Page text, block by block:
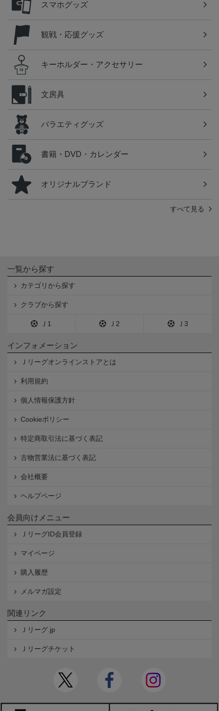
スマホグッズ
観戦・応援グッズ
キーホルダー・アクセサリー
文房具
バラエティグッズ
書籍・DVD・カレンダー
オリジナルブランド
すべて見る
一覧から探す
カテゴリから探す
クラブから探す
Ｊ1 Ｊ2 Ｊ3
インフォメーション
Ｊリーグオンラインストアとは
利用規約
個人情報保護方針
Cookieポリシー
特定商取引法に基づく表記
古物営業法に基づく表記
会社概要
ヘルプページ
会員向けメニュー
ＪリーグID会員登録
マイページ
購入履歴
メルマガ設定
関連リンク
Ｊリーグ.jp
Ｊリーグチケット